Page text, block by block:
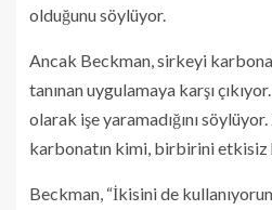
olduğunu söylüyor.
Ancak Beckman, sirkeyi
tanınan uygulamaya karşı
olarak işe yaramadığını
karbonatın kimi, birbirini etkisiz
Beckman, “İkisini de